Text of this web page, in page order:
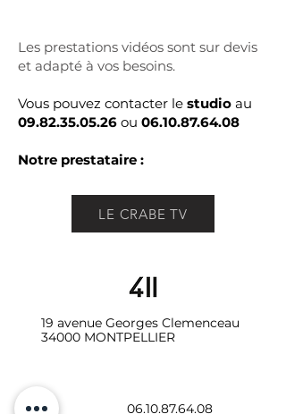
Les prestations vidéos sont sur devis
et adapté à vos besoins.
Vous pouvez contacter le studio au
09.82.35.05.26 ou 06.10.87.64.08
Notre prestataire :
LE CRABE TV
19 avenue Georges Clemenceau
34000 MONTPELLIER
06.10.87.64.08